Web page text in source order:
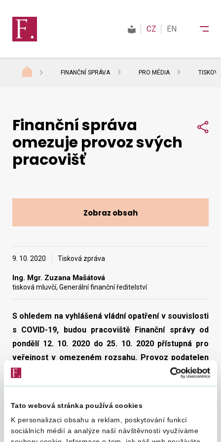
Tato webová stránka používá cookies
K personalizaci obsahu a reklam, poskytování funkcí
sociálních médií a analýze naší návštěvnosti využíváme
Daně
Mezinárodní spolupráce
Vyhledat na webu
CZ EN
FINANČNÍ SPRÁVA PRO MÉDIA
9. 10. 2020 Tisková zpráva
Ing. Mgr. Zuzana Mašátová
tisková mluvčí, Generální finanční ředitelství
S ohledem na vyhlášená vládní opatření v souvislosti
s COVID-19, budou pracoviště Finanční správy od
pondělí 12. 10. 2020 do 25. 10. 2020 přístupná pro
veřejnost v omezeném rozsahu. Provoz podatelen
na finančních úřadech bude následující dva týdny
omezen pouze na pondělí a středu od 8:00 do 13:00
budou na finančních úřadech probíhat pouze po
předchozí domluvě či na výzvu správce daně.
Finanční správa
omezuje provoz svých
pracovišť
Zobraz obsah